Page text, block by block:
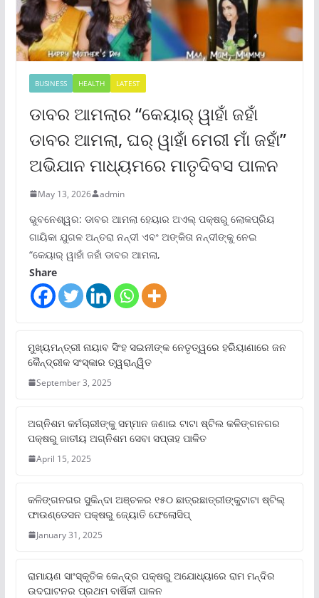
BUSINESS HEALTH LATEST
ଡାବର ଆମଲାର “କେୟାର୍ ୱାହାଁ ଜହାଁ
ଡାବର ଆମଲା, ଘର୍ ୱାହାଁ ମେରୀ ମାଁ ଜହାଁ”
ଅଭିଯାନ ମାଧ୍ୟମରେ ମାତୃଦିବସ ପାଳନ
May 13, 2026 admin
ଭୁବନେଶ୍ୱର: ଡାବର ଆମଲା ହେୟାର ଅଏଲ୍ ପକ୍ଷରୁ ଲୋକପ୍ରିୟ
ଗାୟିକା ଯୁଗଳ ଅନ୍ତରା ନନ୍ଦୀ ଏବଂ ଅଙ୍କିତା ନନ୍ଦୀଙ୍କୁ ନେଇ
“କେୟାର୍ ୱାହାଁ ଜହାଁ ଡାବର ଆମଲା,
Share
ମୁଖ୍ୟମନ୍ତ୍ରୀ ନାୟାବ ସିଂହ ସଇନୀଙ୍କ ନେତୃତ୍ୱରେ ହରିୟାଣାରେ ଜନ
କୈନ୍ଦ୍ରୀକ ସଂସ୍କାର ତ୍ୱରାନ୍ୱିତ
September 3, 2025
ଅଗ୍ନିଶମ କର୍ମଚାରୀଙ୍କୁ ସମ୍ମାନ ଜଣାଇ ଟାଟା ଷ୍ଟିଲ କଳିଙ୍ଗନଗର
ପକ୍ଷରୁ ଜାତୀୟ ଅଗ୍ନିଶମ ସେବା ସପ୍ତାହ ପାଳିତ
April 15, 2025
କଳିଙ୍ଗନଗର ସୁକିନ୍ଦା ଅଞ୍ଚଳର ୧୫୦ ଛାତ୍ରଛାତ୍ରୀଙ୍କୁଟାଟା ଷ୍ଟିଲ୍
ଫାଉଣ୍ଡେସନ ପକ୍ଷରୁ ଜ୍ୟୋତି ଫେଲୋସିପ୍‌
January 31, 2025
ରାମାୟଣ ସାଂସ୍କୃତିକ କେନ୍ଦ୍ର ପକ୍ଷରୁ ଅଯୋଧ୍ୟାରେ ରାମ ମନ୍ଦିର
ଉଦଘାଟନର ପ୍ରଥମ ବାର୍ଷିକୀ ପାଳନ